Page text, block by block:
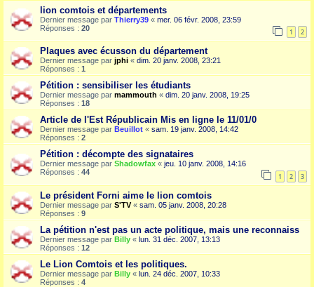
lion comtois et départements
Dernier message par Thierry39 « mer. 06 févr. 2008, 23:59
Réponses : 20 1 2
Plaques avec écusson du département
Dernier message par jphi « dim. 20 janv. 2008, 23:21
Réponses : 1
Pétition : sensibiliser les étudiants
Dernier message par mammouth « dim. 20 janv. 2008, 19:25
Réponses : 18
Article de l'Est Républicain Mis en ligne le 11/01/0
Dernier message par Beuillot « sam. 19 janv. 2008, 14:42
Réponses : 2
Pétition : décompte des signataires
Dernier message par Shadowfax « jeu. 10 janv. 2008, 14:16
Réponses : 44 1 2 3
Le président Forni aime le lion comtois
Dernier message par S'TV« sam. 05 janv. 2008, 20:28
Réponses : 9
La pétition n'est pas un acte politique, mais une reconnaiss
Dernier message par Billy « lun. 31 déc. 2007, 13:13
Réponses : 12
Le Lion Comtois et les politiques.
Dernier message par Billy « lun. 24 déc. 2007, 10:33
Réponses : 4